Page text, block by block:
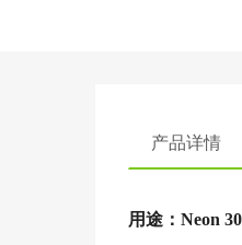
产品详情
用途：Neon